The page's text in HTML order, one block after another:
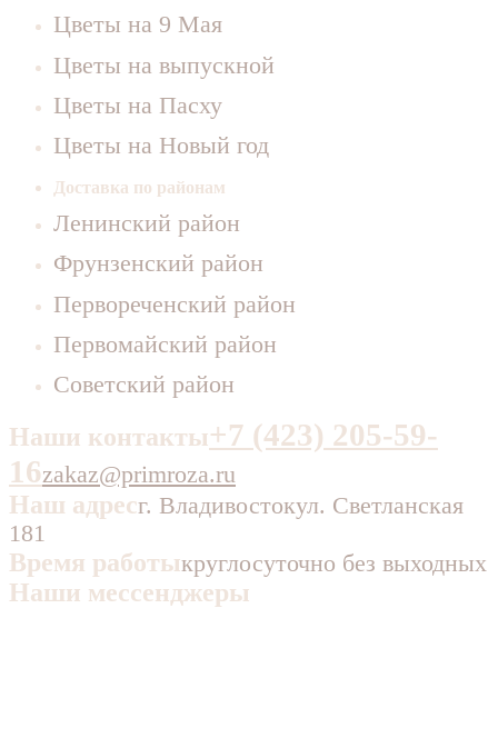
Цветы на 9 Мая
Цветы на выпускной
Цветы на Пасху
Цветы на Новый год
Доставка по районам
Ленинский район
Фрунзенский район
Первореченский район
Первомайский район
Советский район
Наши контакты+7 (423) 205-59-
16zakaz@primroza.ru
Наш адресг. Владивостокул. Светланская
181
Время работыкруглосуточно без выходных
Наши мессенджеры